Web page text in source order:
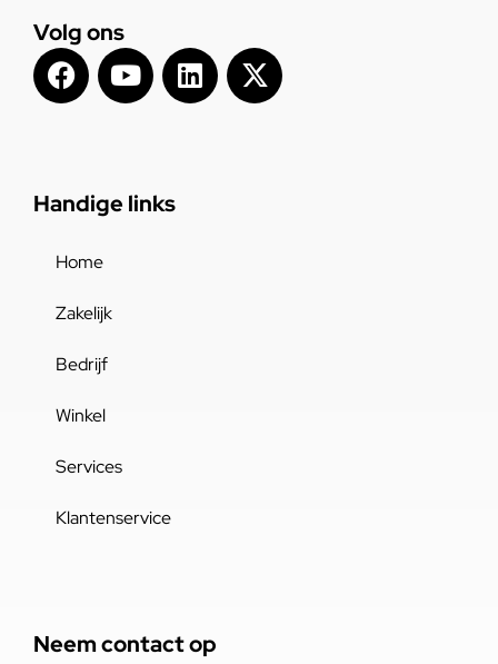
Volg ons
Handige links
Home
Zakelijk
Bedrijf
Winkel
Services
Klantenservice
Neem contact op